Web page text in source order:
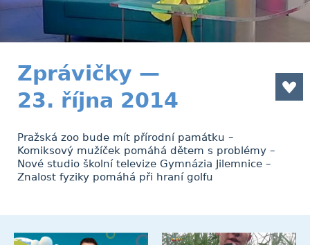
Zprávičky —
23. října 2014
Pražská zoo bude mít přírodní památku –
Komiksový mužíček pomáhá dětem s problémy –
Nové studio školní televize Gymnázia Jilemnice –
Znalost fyziky pomáhá při hraní golfu